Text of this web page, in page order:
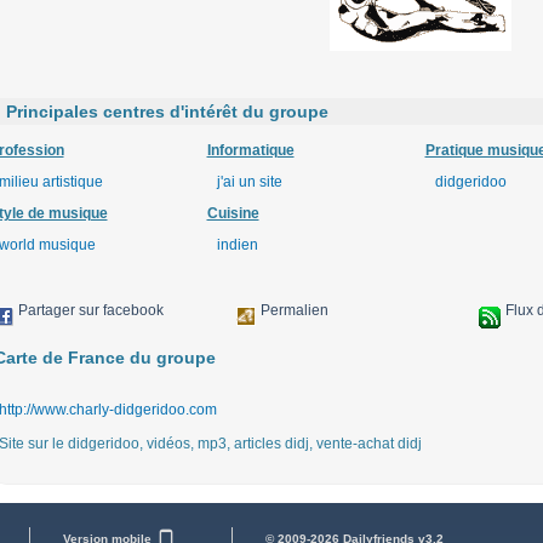
Principales centres d'intérêt du groupe
milieu artistique
Informatique
j'ai un site
Pratique
didgeridoo
de musique
world musique
Cuisine
indien
Partager sur facebook Permalien Flux
de France du groupe
http://www.charly-didgeridoo.com
Site sur le didgeridoo, vidéos, mp3, articles didj, vente-achat didj
Version mobile © 2009-2026 Dailyfriends v3.2